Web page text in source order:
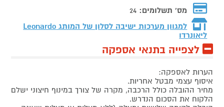
מס' תשלומים: 24
למגוון מערכות ישיבה לסלון של המותג Leonardo
ליאונרדו
לצפייה בתנאי אספקה
הערות לאספקה:
איסוף עצמי מבטל אחריות.
מחיר ההובלה כולל הרכבה, מקרה של צורך במינוף חיצוני ישלם
הלקוח את הסכום הנדרש.